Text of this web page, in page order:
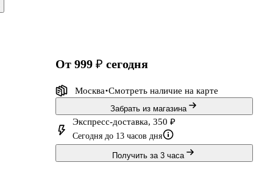
от 999 ₽ сегодня
Москва Смотреть наличие на карте
Забрать из магазина
Экспресс-доставка, 350 ₽
Сегодня до 13 часов дня
Получить за 3 часа